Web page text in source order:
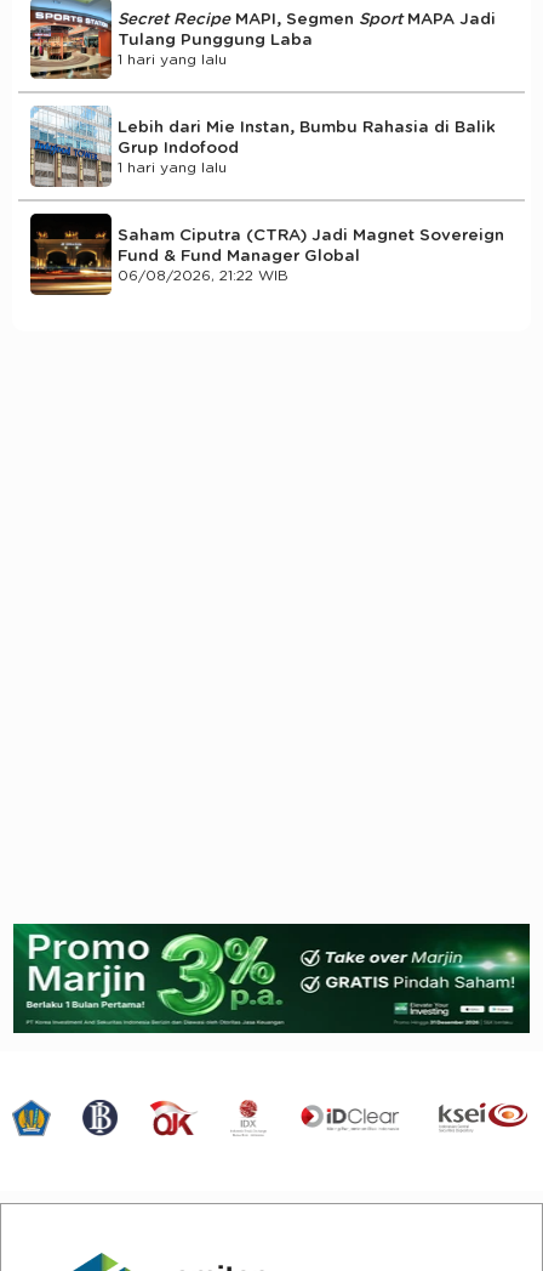
Secret RecipeMAPI, Segmen Sport MAPA Jadi
Tulang Punggung Laba
1 hari yang lalu
Lebih dari Mie Instan, Bumbu Rahasia di Balik
Grup Indofood
1 hari yang lalu
Saham Ciputra (CTRA) Jadi Magnet Sovereign
Fund & Fund Manager Global
06/08/2026, 21:22 WIB